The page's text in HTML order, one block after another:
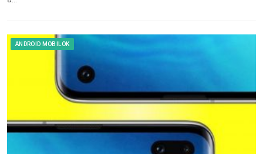
ANDROID MOBILOK